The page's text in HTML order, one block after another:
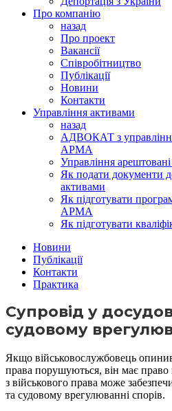
Про компанію
назад
Про проект
Вакансії
Співробітництво
Публікації
Новини
Контакти
Управління активами
назад
АДВОКАТ з
АРМА
Управління
Як подати документи
активами
Як підготувати
АРМА
Як підготувати
Новини
Публікації
Контакти
Практика
Супровід у
судовому
Якщо військовослужбовець
права порушуються, він має
з військового права може
та судовому врегулюванні спорів.